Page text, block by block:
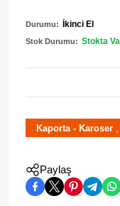
Durumu: İkinci El
Stok Durumu: Stokta
Kaporta - Karoser
Paylaş